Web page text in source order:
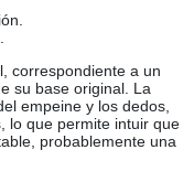
correspondiente a un
su base original. La
empeine y los dedos,
lo que permite intuir que
probablemente una